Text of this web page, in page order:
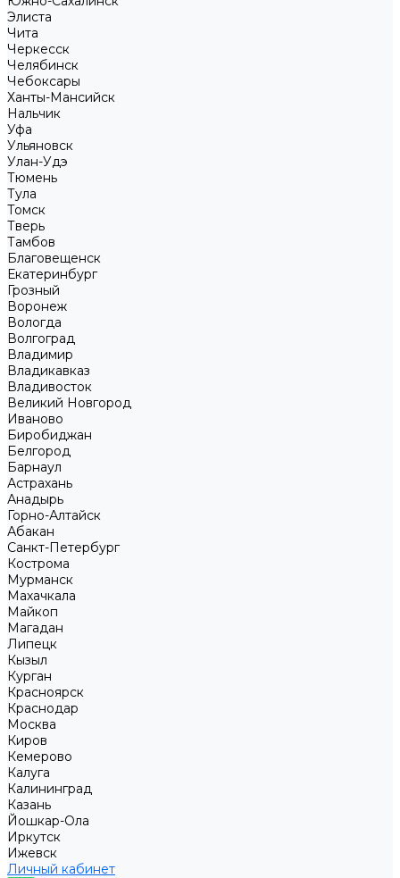
Элиста
Чита
Черкесск
Челябинск
Чебоксары
Ханты-Мансийск
Нальчик
Уфа
Ульяновск
Улан-Удэ
Тюмень
Тула
Томск
Тверь
Тамбов
Благовещенск
Екатеринбург
Грозный
Воронеж
Вологда
Волгоград
Владимир
Владикавказ
Владивосток
Великий Новгород
Иваново
Биробиджан
Белгород
Барнаул
Астрахань
Анадырь
Горно-Алтайск
Абакан
Санкт-Петербург
Кострома
Мурманск
Махачкала
Майкоп
Магадан
Липецк
Кызыл
Курган
Красноярск
Краснодар
Москва
Киров
Кемерово
Калуга
Калининград
Казань
Йошкар-Ола
Иркутск
Ижевск
Личный кабинет